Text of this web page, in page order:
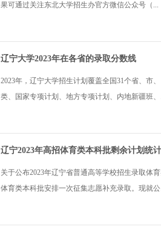
果可通过关注东北大学招生办官方微信公众号（...
辽宁大学2023年在各省的录取分数线
2023年，辽宁大学招生计划覆盖全国31个省、市
类、国家专项计划、地方专项计划、内地新疆班
辽宁2023年高招体育类本科批剩余计划统
关于公布2023年辽宁省普通高等学校招生录取体
体育类本科批安排一次征集志愿补充录取。现就